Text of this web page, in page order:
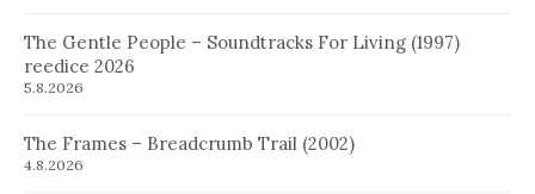
The Gentle People – Soundtracks For Living (1997)
reedice 2026
5.8.2026
The Frames – Breadcrumb Trail (2002)
4.8.2026